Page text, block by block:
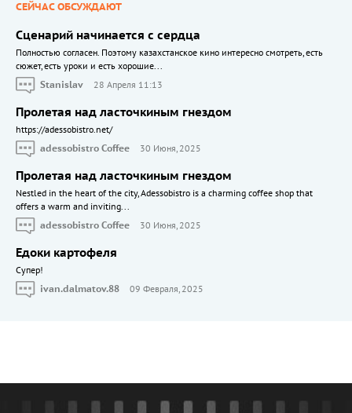
СЕЙЧАС ОБСУЖДАЮТ
Сценарий начинается с сердца
Полностью согласен. Поэтому казахстанское кино интересно смотреть, есть
сюжет, есть уроки и есть хорошие...
Stanislav
28 Апреля 11:13
Пролетая над ласточкиным гнездом
https://adessobistro.net/
adessobistro Coffee
30 Июня, 2025
Пролетая над ласточкиным гнездом
Nestled in the heart of the city, Adessobistro is a charming coffee shop that
offers a warm and inviting...
adessobistro Coffee
30 Июня, 2025
Едоки картофеля
Cупер!
ivan.dalmatov.88
09 Февраля, 2025